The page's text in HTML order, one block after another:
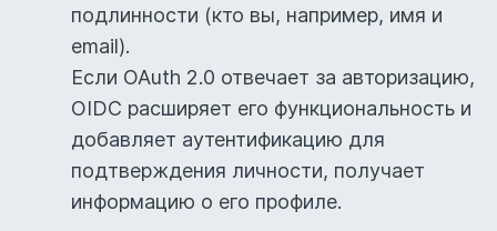
подлинности (кто вы, например, имя и
email).
Если OAuth 2.0 отвечает за авторизацию,
OIDC расширяет его функциональность и
добавляет аутентификацию для
подтверждения личности, получает
информацию о его профиле.
Материалы